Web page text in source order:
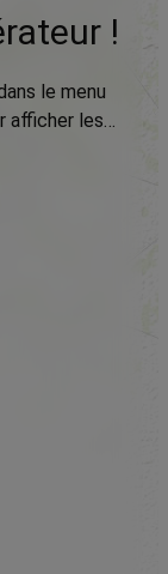
!
le menu
afficher les